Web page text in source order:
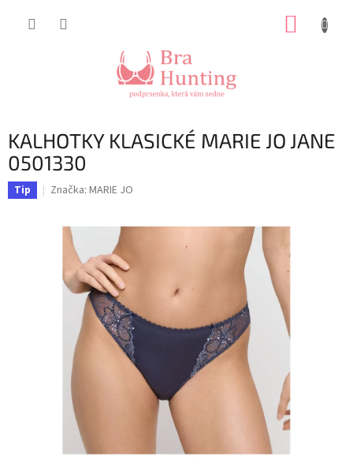
KALHOTKY KLASICKÉ MARIE JO JANE
0501330
Tip Značka: MARIE JO